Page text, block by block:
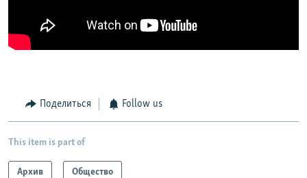
Поделиться Follow us
This item is part of
Архив Общество